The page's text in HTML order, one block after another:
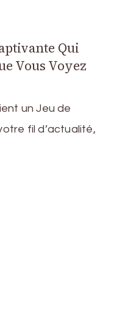
Qui
Vous Voyez
un Jeu de
fil d’actualité,